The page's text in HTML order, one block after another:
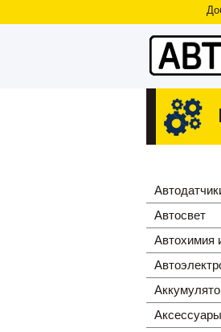
Автосвет
Автохимия
Аксессуары